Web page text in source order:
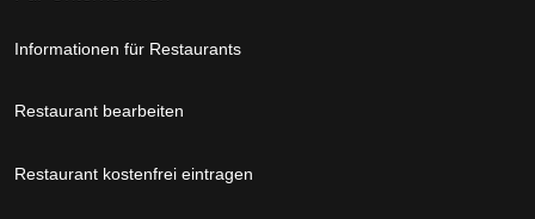
Informationen für Restaurants
Restaurant bearbeiten
Restaurant kostenfrei eintragen